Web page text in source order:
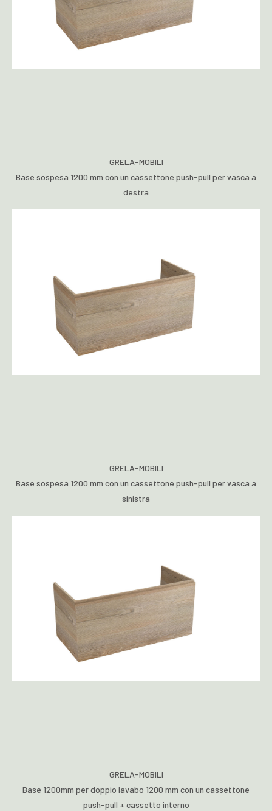
GRELA-MOBILI
Base sospesa 1200 mm con un cassettone push-pull per vasca a
destra
GRELA-MOBILI
Base sospesa 1200 mm con un cassettone push-pull per vasca a
sinistra
GRELA-MOBILI
Base 1200mm per doppio lavabo 1200 mm con un cassettone
push-pull + cassetto interno